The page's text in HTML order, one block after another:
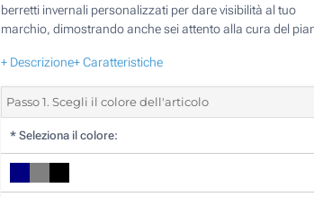
berretti invernali personalizzati per dare visibilità al tuo
marchio, dimostrando anche sei attento alla cura del
+ Descrizione+ Caratteristiche
Passo 1. Scegli il colore dell'articolo
* Seleziona il colore: